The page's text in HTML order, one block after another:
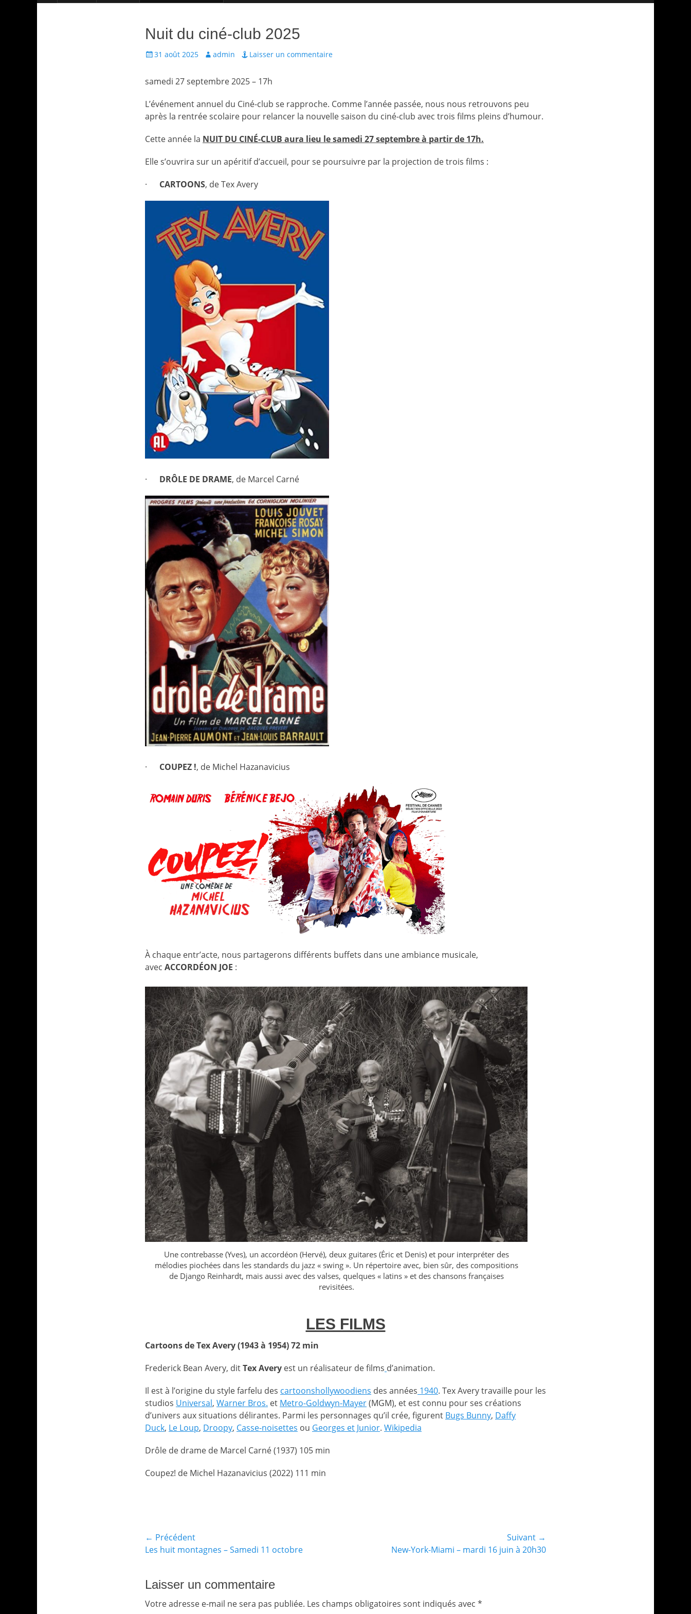
Nuit du ciné-club 2025
Écrit31 août 2025 Auteur
admin Laisser un commentaire
samedi 27 septembre 2025 – 17h
L’événement annuel du Ciné-club se rapproche. Comme l’année passée, nous nous retrouvons peu
après la rentrée scolaire pour relancer la nouvelle saison du ciné-club avec trois films pleins d’humour.
Cette année la NUIT DU CINÉ-CLUB aura lieu le samedi 27 septembre à partir de 17h.
Elle s’ouvrira sur un apéritif d’accueil, pour se poursuivre par la projection de trois films :
· CARTOONS, de Tex Avery
· DRÔLE DE DRAME, de Marcel Carné
· COUPEZ !, de Michel Hazanavicius
À chaque entr’acte, nous partagerons différents buffets dans une ambiance musicale,
avec ACCORDÉON JOE :
Une contrebasse (Yves), un accordéon (Hervé), deux guitares (Éric et Denis) et pour interpréter des
mélodies piochées dans les standards du jazz « swing ». Un répertoire avec, bien sûr, des compositions
de Django Reinhardt, mais aussi avec des valses, quelques « latins » et des chansons françaises
revisitées.
LES FILMS
Cartoons de Tex Avery (1943 à 1954) 72 min
Frederick Bean Avery, ditTex Avery est un réalisateur de films d’animation.
Il est à l’origine du style farfelu des cartoonshollywoodiens des années 1940. Tex Avery travaille pour les
studios Universal, Warner Bros. et Metro-Goldwyn-Mayer(MGM), et est connu pour ses créations
d’univers aux situations délirantes. Parmi les personnages qu’il crée, figurent Bugs Bunny, Daffy
Duck, Le Loup, Droopy, Casse-noisettes ou Georges et Junior. Wikipedia
Drôle de drame de Marcel Carné (1937) 105 min
Coupez! de Michel Hazanavicius (2022) 111 min
Navigation
de
l’article
← Précédent
Article
Les huit montagnes – Samedi 11 octobre
Suivant →
New-York-Miami – mardi 16 juin à 20h30
Laisser un commentaire
Votre adresse e-mail ne sera pas publiée. Les champs obligatoires sont indiqués avec *